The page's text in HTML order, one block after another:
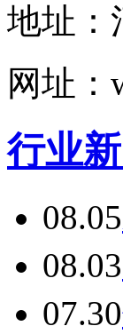
地址：
网址：
行业
08.05
08.03
07.30